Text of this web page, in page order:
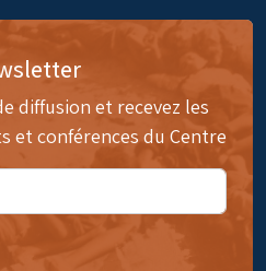
diffusion et recevez les
et conférences du Centre